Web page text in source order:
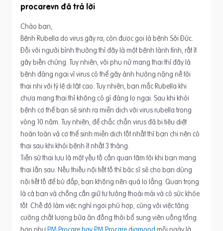
procarevn
Chào bạn,
Bệnh Rubella do virus gây ra, còn được gọi là bệnh Sởi Đức.
Đối với người bình thường thì đây là một bệnh lành tính, rất ít
gây biến chứng. Tuy nhiên, với phụ nữ mang thai thì đây là
bệnh đáng ngại vì virus có thể gây ảnh hưởng nặng nề tới
thai nhi với tỷ lệ dị tật cao. Tuy nhiên, bạn mắc Rubella khi
chưa mang thai thì không có gì đáng lo ngại. Sau khi khỏi
bệnh cơ thể bạn sẽ sinh ra miễn dịch với virus rubella trong
vòng 10 năm. Tuy nhiên, để chắc chắn virus đã bị tiêu diệt
hoàn toàn và cơ thể sinh miễn dịch tốt nhất thì bạn chi nên có
thai sau khi khỏi bệnh ít nhất 3 tháng.
Tiền sử thai lưu là một yếu tố cần quan tâm tới khi bạn mang
thai lần sau. Nếu thiếu nội tiết tố thì bác sĩ sẽ cho bạn dùng
nội tiết tố để bù đắp, bạn không nên quá lo lắng. Quan trọng
là cả bạn và chồng cần giữ tư tưởng thoải mái và có sức khỏe
tốt. Chế độ làm việc nghỉ ngơi phù hợp, cùng với việc tăng
cường chất lượng bữa ăn đồng thời bổ sung viên uống tổng